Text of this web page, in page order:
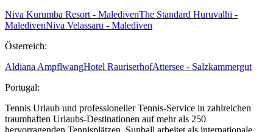
Niva Kurumba Resort - MaledivenThe Standard Huruvalhi -
MaledivenNiva Velassaru - Malediven
Österreich:
Aldiana AmpflwangHotel RauriserhofAttersee - Salzkammergut
Portugal:
Tennis Urlaub und professioneller Tennis-Service in zahlreichen
traumhaften Urlaubs-Destinationen auf mehr als 250